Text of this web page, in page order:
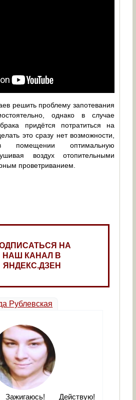
решить проблему запотевания
однако в случае
придётся потратиться на
это сразу нет возможности,
помещении оптимальную
воздух отопительными
проветриванием.
НА
НАШ КАНАЛ В
ЯНДЕКС.ДЗЕН
Рублевская
Действую!